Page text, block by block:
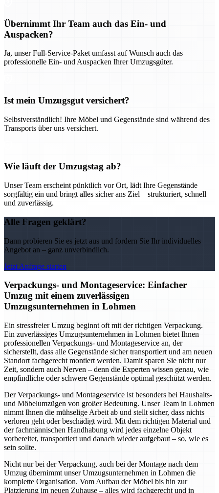
Übernimmt Ihr Team auch das Ein- und
Auspacken?
Ja, unser Full-Service-Paket umfasst auf Wunsch auch das
professionelle Ein- und Auspacken Ihrer Umzugsgüter.
Ist mein Umzugsgut versichert?
Selbstverständlich! Ihre Möbel und Gegenstände sind während des
Transports über uns versichert.
Wie läuft der Umzugstag ab?
Unser Team erscheint pünktlich vor Ort, lädt Ihre Gegenstände
sorgfältig ein und bringt alles sicher ans Ziel – strukturiert, schnell
und zuverlässig.
Alle Fragen geklärt?
Dann probieren Sie es jetzt aus und fordern Sie Ihr individuelles
Angebot an – ganz unverbindlich.
Jetzt Anfrage starten
Verpackungs- und Montageservice: Einfacher
Umzug mit einem zuverlässigen
Umzugsunternehmen in Lohmen
Ein stressfreier Umzug beginnt oft mit der richtigen Verpackung.
Ein zuverlässiges Umzugsunternehmen in Lohmen bietet Ihnen
professionellen Verpackungs- und Montageservice an, der
sicherstellt, dass alle Gegenstände sicher transportiert und am neuen
Standort fachgerecht montiert werden. Damit sparen Sie nicht nur
Zeit, sondern auch Nerven – denn die Experten wissen genau, wie
empfindliche oder schwere Gegenstände optimal geschützt werden.
Der Verpackungs- und Montageservice ist besonders bei Haushalts-
und Möbelumzügen von großer Bedeutung. Unser Team in Lohmen
nimmt Ihnen die mühselige Arbeit ab und stellt sicher, dass nichts
verloren geht oder beschädigt wird. Mit dem richtigen Material und
der fachmännischen Handhabung wird jedes einzelne Objekt
vorbereitet, transportiert und danach wieder aufgebaut – so, wie es
sein sollte.
Nicht nur bei der Verpackung, auch bei der Montage nach dem
Umzug übernimmt unser Umzugsunternehmen in Lohmen die
komplette Organisation. Vom Aufbau der Möbel bis hin zur
Platzierung im neuen Zuhause – alles wird fachgerecht und in